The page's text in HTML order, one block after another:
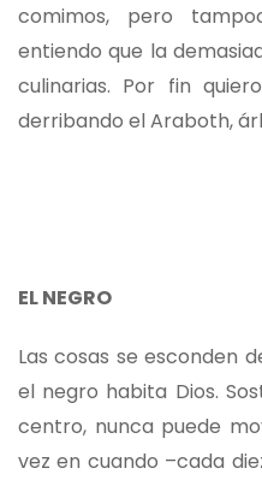
comimos, pero
entiendo que la
culinarias. Por fin
derribando el Araboth,
EL NEGRO
Las cosas se esconden
el negro habita Dios.
centro, nunca puede
vez en cuando –cada